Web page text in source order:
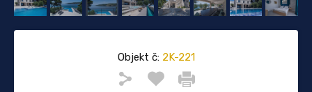
Objekt č:2K-221